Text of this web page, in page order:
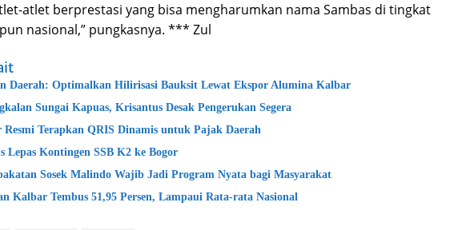
atlet berprestasi yang bisa mengharumkan nama Sambas di tingkat
nasional,” pungkasnya. *** Zul
Daerah: Optimalkan Hilirisasi Bauksit Lewat Ekspor Alumina Kalbar
Sungai Kapuas, Krisantus Desak Pengerukan Segera
Terapkan QRIS Dinamis untuk Pajak Daerah
Lepas Kontingen SSB K2 ke Bogor
Sosek Malindo Wajib Jadi Program Nyata bagi Masyarakat
Kalbar Tembus 51,95 Persen, Lampaui Rata-rata Nasional